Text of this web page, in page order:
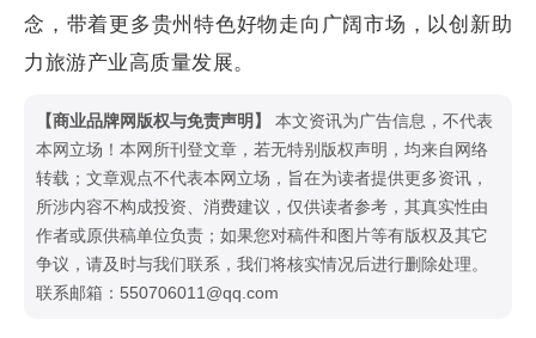
念，带着更多贵州特色好物走向广阔市场，以创新助
力旅游产业高质量发展。
【商业品牌网版权与免责声明】
本文资讯为广告信息，不代表
本网立场！本网所刊登文章，若无特别版权声明，均来自网络
转载；文章观点不代表本网立场，旨在为读者提供更多资讯，
所涉内容不构成投资、消费建议，仅供读者参考，其真实性由
作者或原供稿单位负责；如果您对稿件和图片等有版权及其它
争议，请及时与我们联系，我们将核实情况后进行删除处理。
联系邮箱：550706011@qq.com